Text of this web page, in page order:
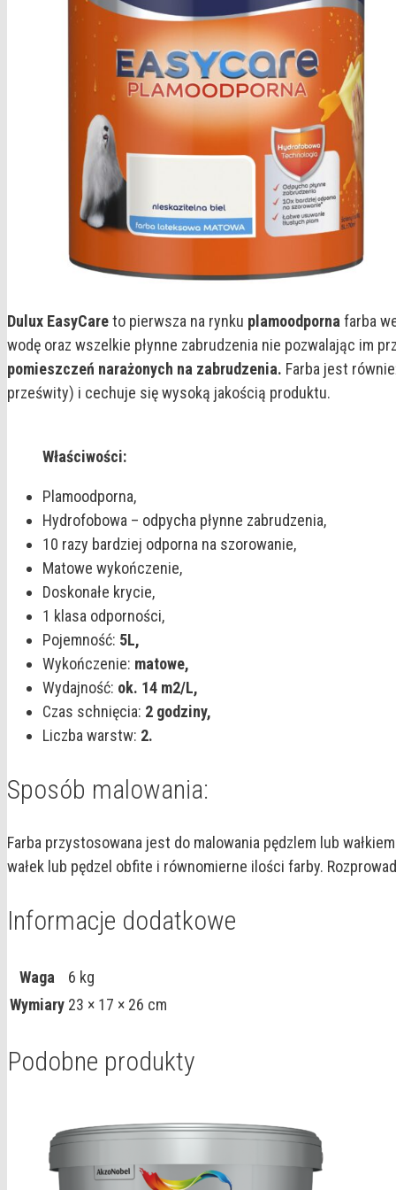
Dulux EasyCareto pierwsza na rynku plamoodporna farba
wodę oraz wszelkie płynne zabrudzenia nie pozwalając im
pomieszczeń narażonych na zabrudzenia. Farba jest
prześwity) i cechuje się wysoką jakością produktu.
Właściwości:
Plamoodporna,
Hydrofobowa – odpycha płynne zabrudzenia,
10 razy bardziej odporna na szorowanie,
Matowe wykończenie,
Doskonałe krycie,
1 klasa odporności,
Pojemność: 5L,
Wykończenie: matowe,
Wydajność: ok. 14 m2/L,
Czas schnięcia: 2 godziny,
Liczba warstw: 2.
Sposób malowania:
Farba przystosowana jest do malowania pędzlem lub
wałek lub pędzel obfite i równomierne ilości farby.
Informacje dodatkowe
Waga
6 kg
Wymiary 23 × 17 × 26 cm
Podobne produkty